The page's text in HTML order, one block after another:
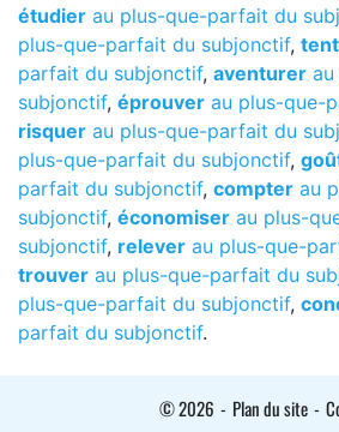
étudier au plus-que-parfait du
plus-que-parfait du subjonctif,
parfait du subjonctif, aventurer
subjonctif, éprouver au plus-que-
risquer au plus-que-parfait du
plus-que-parfait du subjonctif,
parfait du subjonctif, compter au
subjonctif, économiser au plus-
subjonctif, relever au plus-que-
trouver au plus-que-parfait du
plus-que-parfait du subjonctif,
parfait du subjonctif.
© 2026 - Plan du site -